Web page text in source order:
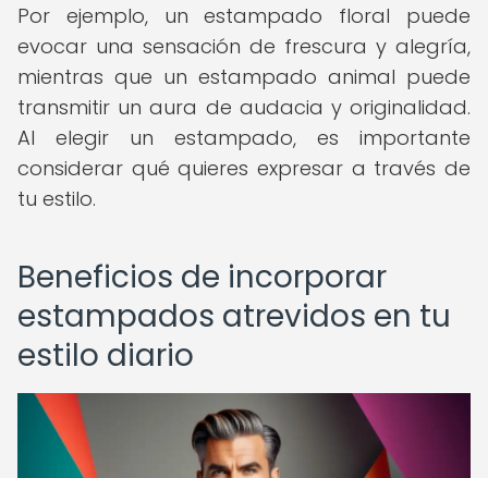
Por ejemplo, un estampado floral puede
evocar una sensación de frescura y alegría,
mientras que un estampado animal puede
transmitir un aura de audacia y originalidad.
Al elegir un estampado, es importante
considerar qué quieres expresar a través de
tu estilo.
Beneficios de incorporar
estampados atrevidos en tu
estilo diario